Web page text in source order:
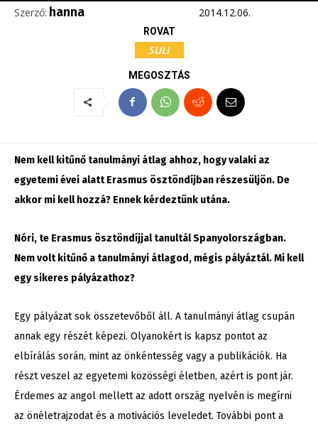
Szerző: hanna 2014.12.06.
ROVAT
SULI
MEGOSZTÁS
Nem kell kitűnő tanulmányi átlag ahhoz, hogy valaki az
egyetemi évei alatt Erasmus ösztöndíjban részesüljön. De
akkor mi kell hozzá? Ennek kérdeztünk utána.
Nóri, te Erasmus ösztöndíjjal tanultál Spanyolországban.
Nem volt kitűnő a tanulmányi átlagod, mégis pályáztál. Mi kell
egy sikeres pályázathoz?
Egy pályázat sok összetevőből áll. A tanulmányi átlag csupán
annak egy részét képezi. Olyanokért is kapsz pontot az
elbírálás során, mint az önkéntesség vagy a publikációk. Ha
részt veszel az egyetemi közösségi életben, azért is pont jár.
Érdemes az angol mellett az adott ország nyelvén is megírni
az önéletrajzodat és a motivációs leveledet. További pont a